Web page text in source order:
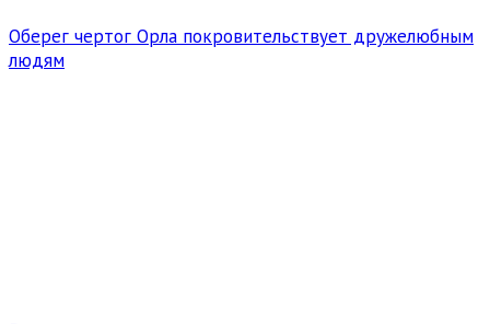
Оберег чертог Орла покровительствует дружелюбным
людям